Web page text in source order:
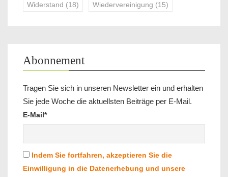
Widerstand (18) Wiedervereinigung (15)
Abonnement
Tragen Sie sich in unseren Newsletter ein und erhalten
Sie jede Woche die aktuellsten Beiträge per E-Mail.
E-Mail*
Indem Sie fortfahren, akzeptieren Sie die
Einwilligung in die Datenerhebung und unsere